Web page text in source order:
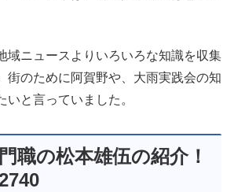
域ニュースよりいろいろな知識を収集
街のために阿賀野や、大雨実践会の知
いと言っていました。
職の松本雄伍の紹介！